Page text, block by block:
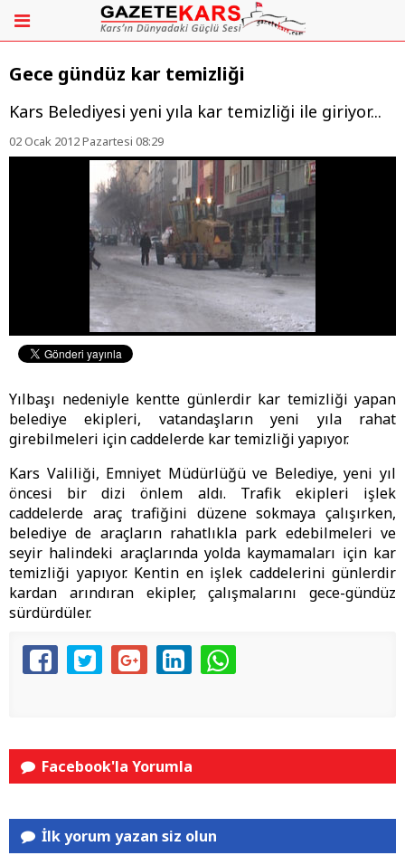
Gece gündüz kar temizliği
Kars Belediyesi yeni yıla kar temizliği ile giriyor...
02 Ocak 2012 Pazartesi 08:29
Yılbaşı nedeniyle kentte günlerdir kar temizliği yapan
belediye ekipleri, vatandaşların yeni yıla rahat
girebilmeleri için caddelerde kar temizliği yapıyor.
Kars Valiliği, Emniyet Müdürlüğü ve Belediye, yeni yıl
öncesi bir dizi önlem aldı. Trafik ekipleri işlek
caddelerde araç trafiğini düzene sokmaya çalışırken,
belediye de araçların rahatlıkla park edebilmeleri ve
seyir halindeki araçlarında yolda kaymamaları için kar
temizliği yapıyor. Kentin en işlek caddelerini günlerdir
kardan arındıran ekipler, çalışmalarını gece-gündüz
sürdürdüler.
Facebook'la Yorumla
İlk yorum yazan siz olun